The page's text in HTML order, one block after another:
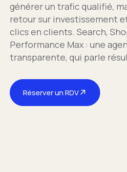
générer un trafic qualifié,
retour sur investissement
clics en clients. Search,
Performance Max : une
transparente, qui parle
Réserver un RDV↗